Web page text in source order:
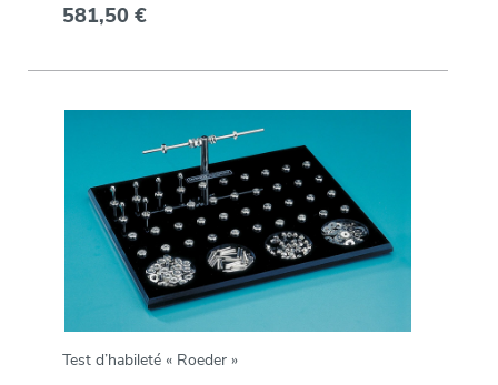
581,50 €
Test d’habileté « Roeder »